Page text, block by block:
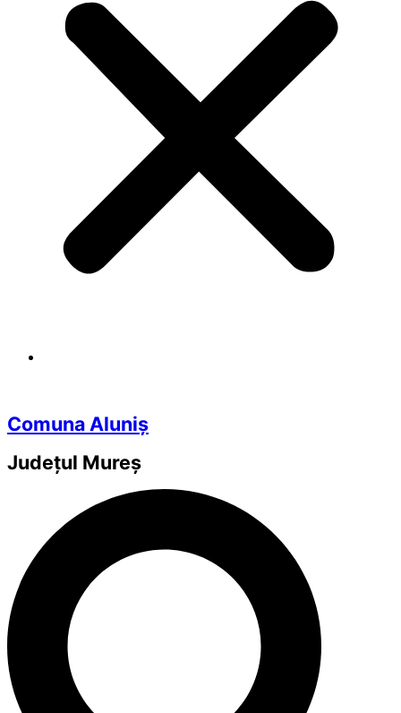
Comuna Aluniș
Județul Mureș